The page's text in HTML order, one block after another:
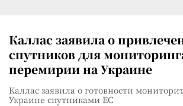
Каллас заявила о
спутников для
перемирии на Украине
Каллас заявила о готовности
Украине спутниками ЕС